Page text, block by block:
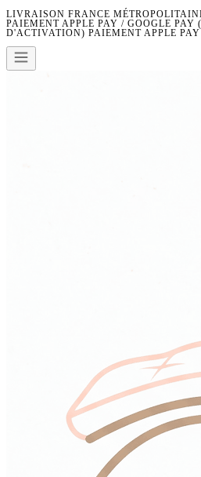
LIVRAISON FRANCE
PAIEMENT APPLE PAY / GOOGLE PAY
D'ACTIVATION) PAIEMENT APPLE